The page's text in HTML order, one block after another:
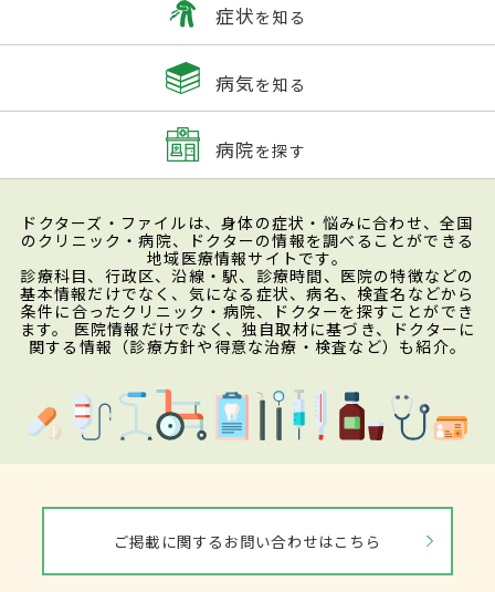
症状を知る
病気を知る
病院を探す
ドクターズ・ファイルは、身体の症状・悩みに合わせ、全国
のクリニック・病院、ドクターの情報を調べることができる
地域医療情報サイトです。
診療科目、行政区、沿線・駅、診療時間、医院の特徴などの
基本情報だけでなく、気になる症状、病名、検査名などから
条件に合ったクリニック・病院、ドクターを探すことができ
ます。 医院情報だけでなく、独自取材に基づき、ドクターに
関する情報（診療方針や得意な治療・検査など）も紹介。
ご掲載に関するお問い合わせはこちら